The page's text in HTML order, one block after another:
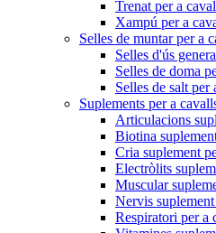
Trenat per a
Xampú per a
Selles de muntar per a
Selles d'ús
Selles de doma
Selles de salt per
Suplements per a
Articulacions
Biotina
Cria suplement
Electròlits
Muscular
Nervis
Respiratori per a